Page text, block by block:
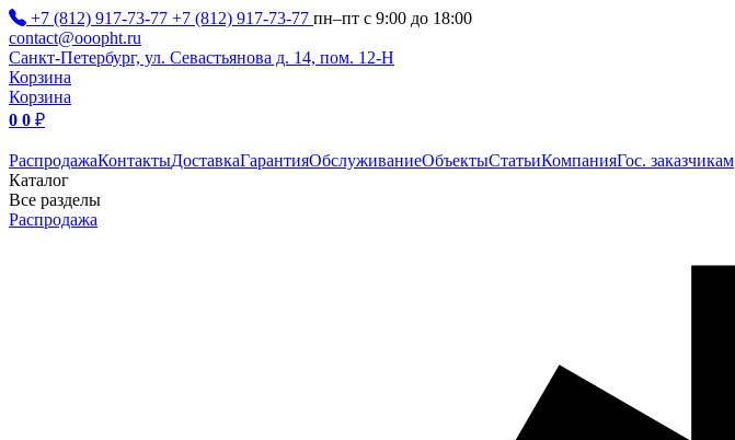
+7 (812) 917-73-77 +7 (812) 917-73-77 пн–пт с 9:00 до 18:00
contact@ooopht.ru
Санкт-Петербург, ул. Севастьянова д. 14, пом. 12-Н
Корзина
Корзина
0 0 ₽
РаспродажаКонтактыДоставкаГарантияОбслуживаниеОбъектыСтатьиКомпанияГос. заказчикам
Каталог
Все разделы
Распродажа